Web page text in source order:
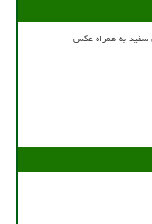
سفید به همراه عکس